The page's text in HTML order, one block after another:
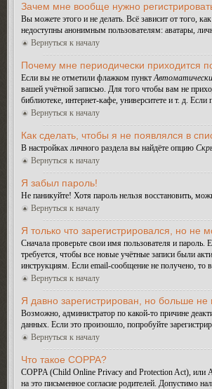
Зачем мне вообще нужно
Вы можете этого и не делать. Всё зависит от того,
недоступны анонимным пользователям: аватары,
Вернуться к началу
Почему мне периодически приходится
Если вы не отметили флажком пункт
вашей учётной записью. Для того чтобы вам не
библиотеке, интернет-кафе, университете и т. д. Если
Вернуться к началу
Как сделать, чтобы я не появлялся в
В настройках личного раздела вы найдёте опцию
Вернуться к началу
Я забыл пароль!
Не паникуйте! Хотя пароль нельзя восстановить,
Вернуться к началу
Я только что зарегистрировался, но не
Сначала проверьте свои имя пользователя и
требуется, чтобы все новые учётные записи были
инструкциям. Если email-сообщение не получено, то
Вернуться к началу
Я давно зарегистрирован, но больше не
Возможно, администратор по какой-то причине
данных. Если это произошло, попробуйте
Вернуться к началу
Что такое COPPA?
COPPA (Child Online Privacy and Protection Act), или
на это письменное согласие родителей. Допустимо